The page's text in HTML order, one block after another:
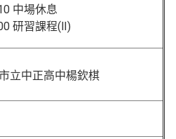
中場休息
研習課程(Ⅱ)
立中正高中楊欽棋